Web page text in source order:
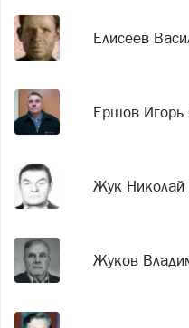
Елисеев
Ершов
Жук Николай
Жуков